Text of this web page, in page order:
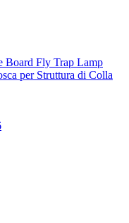
per Struttura di Colla